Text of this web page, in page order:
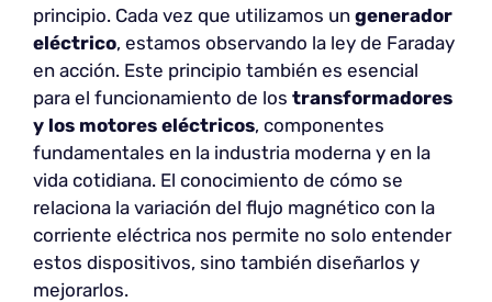
principio. Cada vez que utilizamos un generador
eléctrico, estamos observando la ley de Faraday
en acción. Este principio también es esencial
para el funcionamiento de los transformadores
y los motores eléctricos, componentes
fundamentales en la industria moderna y en la
vida cotidiana. El conocimiento de cómo se
relaciona la variación del flujo magnético con la
corriente eléctrica nos permite no solo entender
estos dispositivos, sino también diseñarlos y
mejorarlos.